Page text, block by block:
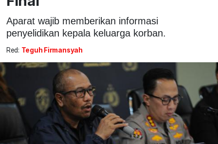
Aparat wajib memberikan informasi
penyelidikan kepala keluarga korban.
Red: Teguh Firmansyah